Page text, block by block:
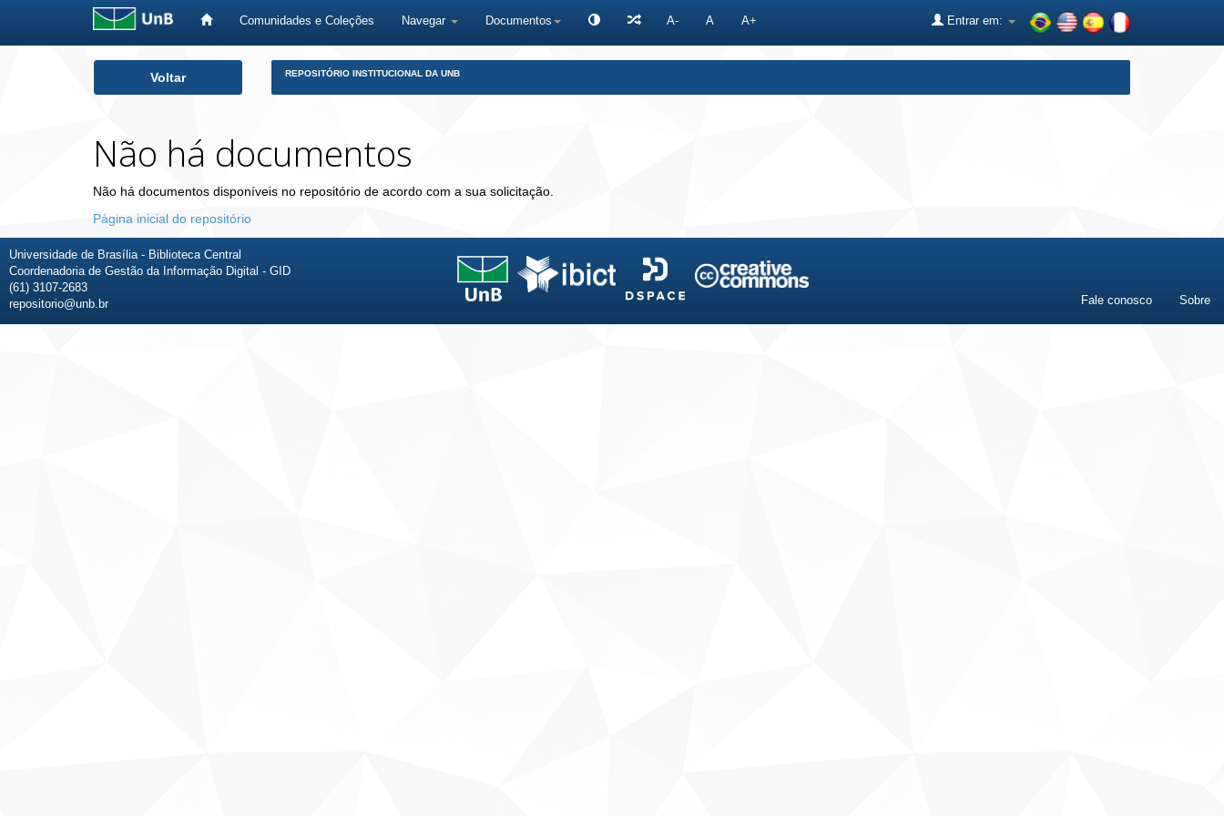
Comunidades e Coleções Navegar Documentos A- A A+ Entrar em:
Voltar REPOSITÓRIO INSTITUCIONAL DA UNB
Não há documentos
Não há documentos disponíveis no repositório de acordo com a sua solicitação.
Página inicial do repositório
Universidade de Brasília - Biblioteca Central
Coordenadoria de Gestão da Informação Digital - GID
(61) 3107-2683
repositorio@unb.br
Fale conosco Sobre